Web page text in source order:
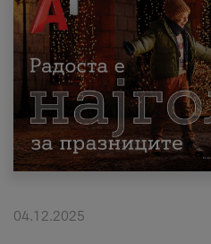
МК EN SQ
Приватни Деловни
Поддршка
Надополни кредит
04.12.2025